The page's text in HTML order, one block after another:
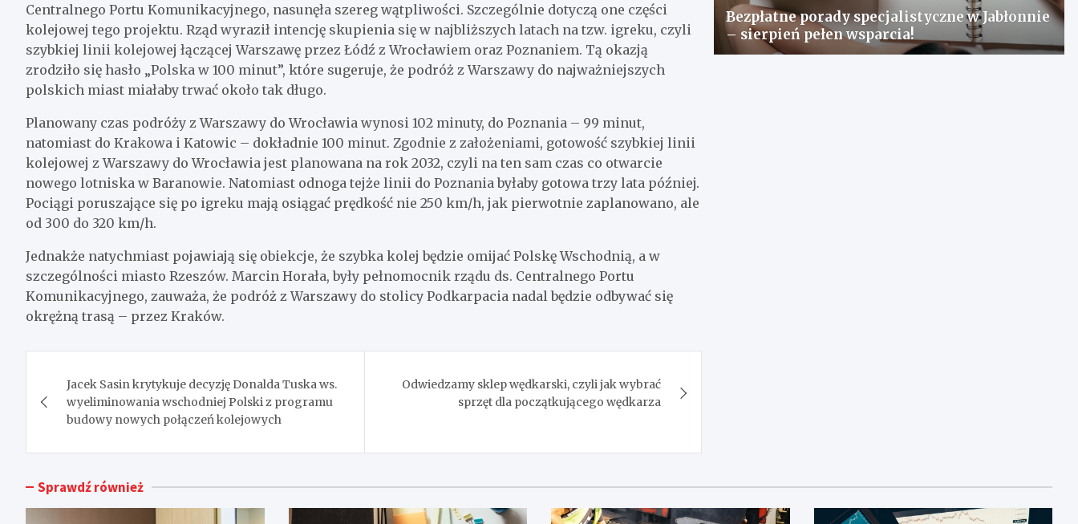
Centralnego Portu Komunikacyjnego, nasunęła szereg wątpliwości. Szczególnie dotyczą one części
kolejowej tego projektu. Rząd wyraził intencję skupienia się w najbliższych latach na tzw. igreku, czyli
szybkiej linii kolejowej łączącej Warszawę przez Łódź z Wrocławiem oraz Poznaniem. Tą okazją
zrodziło się hasło „Polska w 100 minut”, które sugeruje, że podróż z Warszawy do najważniejszych
polskich miast miałaby trwać około tak długo.
Planowany czas podróży z Warszawy do Wrocławia wynosi 102 minuty, do Poznania – 99 minut,
natomiast do Krakowa i Katowic – dokładnie 100 minut. Zgodnie z założeniami, gotowość szybkiej linii
kolejowej z Warszawy do Wrocławia jest planowana na rok 2032, czyli na ten sam czas co otwarcie
nowego lotniska w Baranowie. Natomiast odnoga tejże linii do Poznania byłaby gotowa trzy lata później.
Pociągi poruszające się po igreku mają osiągać prędkość nie 250 km/h, jak pierwotnie zaplanowano, ale
od 300 do 320 km/h.
Jednakże natychmiast pojawiają się obiekcje, że szybka kolej będzie omijać Polskę Wschodnią, a w
szczególności miasto Rzeszów. Marcin Horała, były pełnomocnik rządu ds. Centralnego Portu
Komunikacyjnego, zauważa, że podróż z Warszawy do stolicy Podkarpacia nadal będzie odbywać się
okrężną trasą – przez Kraków.
wpisu
Jacek Sasin krytykuje decyzję Donalda Tuska ws.
wyeliminowania wschodniej Polski z programu
budowy nowych połączeń kolejowych
Odwiedzamy sklep wędkarski, czyli jak wybrać
sprzęt dla początkującego wędkarza
Bezpłatne porady specjalistyczne w Jabłonnie
– sierpień pełen wsparcia!
Sprawdź również